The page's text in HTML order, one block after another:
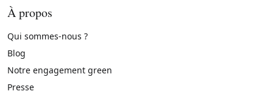
À propos
Qui sommes-nous ?
Blog
Notre engagement green
Presse